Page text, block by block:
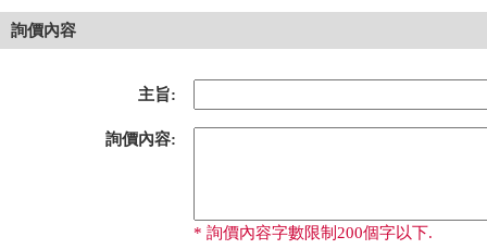
詢價內容
主旨:
詢價內容:
* 詢價內容字數限制200個字以下.